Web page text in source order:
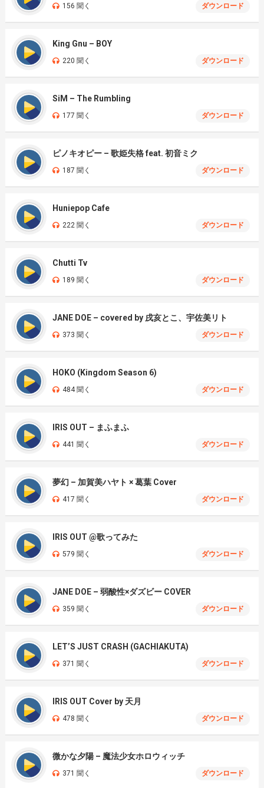
156 聞く ダウンロード
King Gnu – BOY
220 聞く ダウンロード
SiM – The Rumbling
177 聞く ダウンロード
ピノキオピー – 歌姫失格 feat. 初音ミク
187 聞く ダウンロード
Huniepop Cafe
222 聞く ダウンロード
Chutti Tv
189 聞く ダウンロード
JANE DOE – covered by 戌亥とこ、宇佐美リト
373 聞く ダウンロード
HOKO (Kingdom Season 6)
484 聞く ダウンロード
IRIS OUT – まふまふ
441 聞く ダウンロード
夢幻 – 加賀美ハヤト × 葛葉 Cover
417 聞く ダウンロード
IRIS OUT @歌ってみた
579 聞く ダウンロード
JANE DOE – 弱酸性×ダズビー COVER
359 聞く ダウンロード
LET’S JUST CRASH (GACHIAKUTA)
371 聞く ダウンロード
IRIS OUT Cover by 天月
478 聞く ダウンロード
微かな夕陽 – 魔法少女ホロウィッチ
371 聞く ダウンロード